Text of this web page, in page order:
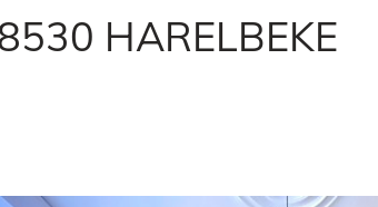
HARELBEKE